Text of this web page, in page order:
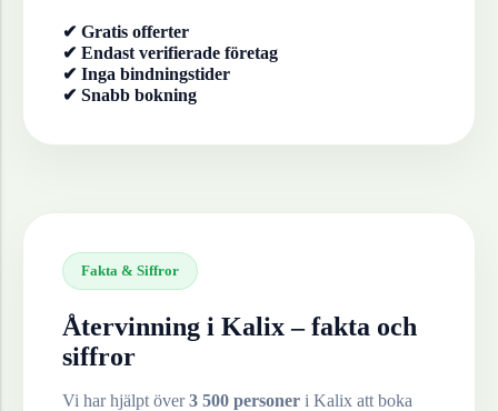
✔ Gratis offerter
✔ Endast verifierade företag
✔ Inga bindningstider
✔ Snabb bokning
Fakta & Siffror
Återvinning i Kalix– fakta och
siffror
Vi har hjälpt över3 500 personer i Kalix att boka